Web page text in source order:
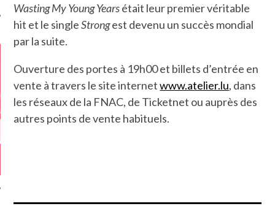
Wasting My Young Yearsétait leur premier véritable
hit et le singleStrongest devenu un succès mondial
par la suite.
Ouverture des portes à 19h00 et billets d’entrée en
vente à travers le site internetwww.atelier.lu, dans
les réseaux de la FNAC, de Ticketnet ou auprès des
autres points de vente habituels.